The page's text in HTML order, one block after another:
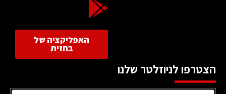
האפליקציה של
בחזית
הצטרפו לניוזלטר שלנו